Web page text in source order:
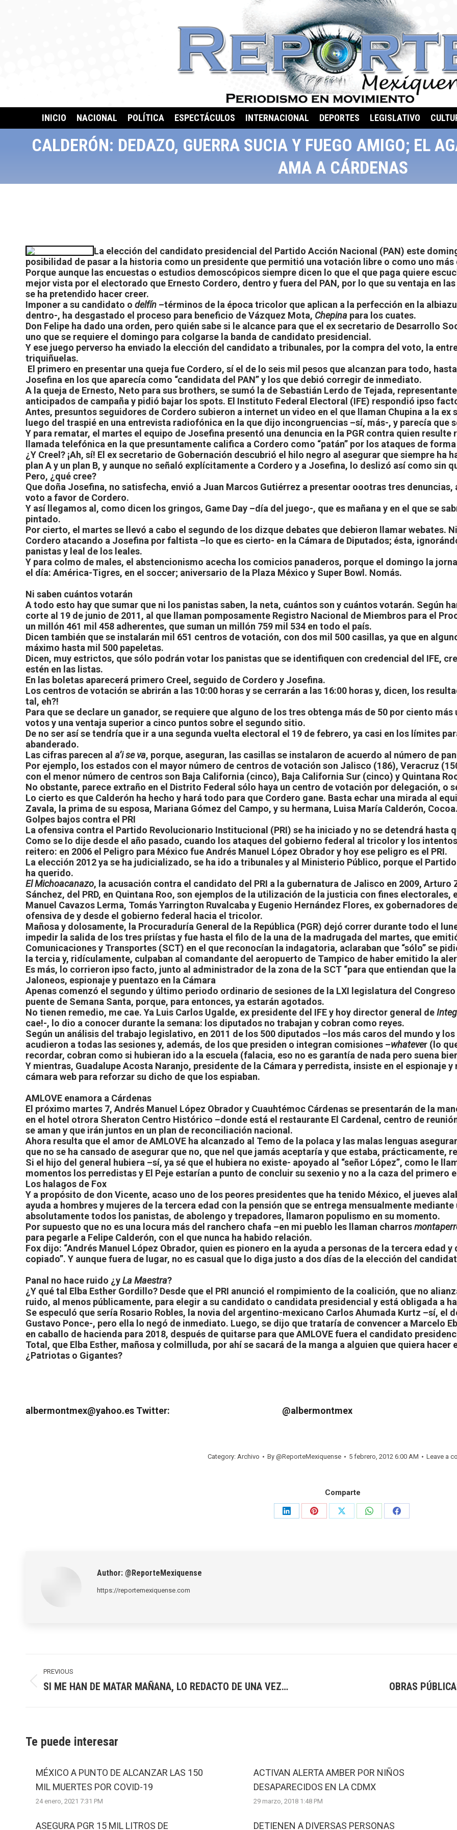
INICIO NACIONAL POLÍTICA ESPECTÁCULOS INTERNACIONAL DEPORTES LEGISLATIVO
CALDERÓN: DEDAZO, GUERRA SUCIA Y FUEGO AMIGO; EL
AMA A CÁRDENAS
La elección del candidato presidencial del Partido Acción Nacional (PAN) este
posibilidad de pasar a la historia como un presidente que permitió una votación libre o como uno más
Porque aunque las encuestas o estudios demoscópicos siempre dicen lo que el que paga quiere
mejor vista por el electorado que Ernesto Cordero, dentro y fuera del PAN, por lo que su ventaja en
se ha pretendido hacer creer.
Imponer a su candidato o delfín –términos de la época tricolor que aplican a la perfección en la
dentro-, ha desgastado el proceso para beneficio de Vázquez Mota, Chepina para los cuates.
Don Felipe ha dado una orden, pero quién sabe si le alcance para que el ex secretario de Desarrollo
uno que se requiere el domingo para colgarse la banda de candidato presidencial.
Y ese juego perverso ha enviado la elección del candidato a tribunales, por la compra del voto, la
triquiñuelas.
El primero en presentar una queja fue Cordero, sí el de lo seis mil pesos que alcanzan para todo,
Josefina en los que aparecía como “candidata del PAN” y los que debió corregir de inmediato.
A la queja de Ernesto, Neto para sus brothers, se sumó la de Sebastián Lerdo de Tejada,
anticipados de campaña y pidió bajar los spots. El Instituto Federal Electoral (IFE) respondió ipso
Antes, presuntos seguidores de Cordero subieron a internet un video en el que llaman Chupina a la
luego del traspié en una entrevista radiofónica en la que dijo incongruencias –sí, más-, y parecía que
Y para rematar, el martes el equipo de Josefina presentó una denuncia en la PGR contra quien
llamada telefónica en la que presuntamente califica a Cordero como “patán” por los ataques de
¿Y Creel? ¡Ah, sí! El ex secretario de Gobernación descubrió el hilo negro al asegurar que siempre ha
plan A y un plan B, y aunque no señaló explícitamente a Cordero y a Josefina, lo deslizó así como sin
Pero, ¿qué cree?
Que doña Josefina, no satisfecha, envió a Juan Marcos Gutiérrez a presentar oootras tres denuncias,
voto a favor de Cordero.
Y así llegamos al, como dicen los gringos, Game Day –día del juego-, que es mañana y en el que se
pintado.
Por cierto, el martes se llevó a cabo el segundo de los dizque debates que debieron llamar webates.
Cordero atacando a Josefina por faltista –lo que es cierto- en la Cámara de Diputados; ésta,
panistas y leal de los leales.
Y para colmo de males, el abstencionismo acecha los comicios panaderos, porque el domingo la
el día: América-Tigres, en el soccer; aniversario de la Plaza México y Super Bowl. Nomás.
Ni saben cuántos votarán
A todo esto hay que sumar que ni los panistas saben, la neta, cuántos son y cuántos votarán. Según
corte al 19 de junio de 2011, al que llaman pomposamente Registro Nacional de Miembros para el
un millón 461 mil 458 adherentes, que suman un millón 759 mil 534 en todo el país.
Dicen también que se instalarán mil 651 centros de votación, con dos mil 500 casillas, ya que en
máximo hasta mil 500 papeletas.
Dicen, muy estrictos, que sólo podrán votar los panistas que se identifiquen con credencial del IFE,
estén en las listas.
En las boletas aparecerá primero Creel, seguido de Cordero y Josefina.
Los centros de votación se abrirán a las 10:00 horas y se cerrarán a las 16:00 horas y, dicen, los
tal, eh?!
Para que se declare un ganador, se requiere que alguno de los tres obtenga más de 50 por ciento
votos y una ventaja superior a cinco puntos sobre el segundo sitio.
De no ser así se tendría que ir a una segunda vuelta electoral el 19 de febrero, ya casi en los límites
abanderado.
Las cifras parecen al a’i se va, porque, aseguran, las casillas se instalaron de acuerdo al número de
Por ejemplo, los estados con el mayor número de centros de votación son Jalisco (186), Veracruz
con el menor número de centros son Baja California (cinco), Baja California Sur (cinco) y Quintana
No obstante, parece extraño en el Distrito Federal sólo haya un centro de votación por delegación, o
Lo cierto es que Calderón ha hecho y hará todo para que Cordero gane. Basta echar una mirada al
Zavala, la prima de su esposa, Mariana Gómez del Campo, y su hermana, Luisa María Calderón, Cocoa.
Golpes bajos contra el PRI
La ofensiva contra el Partido Revolucionario Institucional (PRI) se ha iniciado y no se detendrá hasta
Como se lo dije desde el año pasado, cuando los ataques del gobierno federal al tricolor y los
reitero: en 2006 el Peligro para México fue Andrés Manuel López Obrador y hoy ese peligro es el PRI.
La elección 2012 ya se ha judicializado, se ha ido a tribunales y al Ministerio Público, porque el
ha querido.
El Michoacanazo, la acusación contra el candidato del PRI a la gubernatura de Jalisco en 2009,
Sánchez, del PRD, en Quintana Roo, son ejemplos de la utilización de la justicia con fines electorales,
Manuel Cavazos Lerma, Tomás Yarrington Ruvalcaba y Eugenio Hernández Flores, ex gobernadores
ofensiva de y desde el gobierno federal hacia el tricolor.
Mañosa y dolosamente, la Procuraduría General de la República (PGR) dejó correr durante todo el
impedir la salida de los tres priístas y fue hasta el filo de la una de la madrugada del martes, que
Comunicaciones y Transportes (SCT) en el que reconocían la indagatoria, aclaraban que “sólo” se
la tercia y, ridículamente, culpaban al comandante del aeropuerto de Tampico de haber emitido la
Es más, lo corrieron ipso facto, junto al administrador de la zona de la SCT “para que entiendan que la
Jaloneos, espionaje y puentazo en la Cámara
Apenas comenzó el segundo y último periodo ordinario de sesiones de la LXI legislatura del
puente de Semana Santa, porque, para entonces, ya estarán agotados.
No tienen remedio, me cae. Ya Luis Carlos Ugalde, ex presidente del IFE y hoy director general de
cae!-, lo dio a conocer durante la semana: los diputados no trabajan y cobran como reyes.
Según un análisis del trabajo legislativo, en 2011 de los 500 diputados –los más caros del mundo y los
acudieron a todas las sesiones y, además, de los que presiden o integran comisiones –whatever (lo
recordar, cobran como si hubieran ido a la escuela (falacia, eso no es garantía de nada pero suena
Y mientras, Guadalupe Acosta Naranjo, presidente de la Cámara y perredista, insiste en el espionaje
cámara web para reforzar su dicho de que los espiaban.
AMLOVE enamora a Cárdenas
El próximo martes 7, Andrés Manuel López Obrador y Cuauhtémoc Cárdenas se presentarán de la
en el hotel otrora Sheraton Centro Histórico –donde está el restaurante El Cardenal, centro de
se aman y que irán juntos en un plan de reconciliación nacional.
Ahora resulta que el amor de AMLOVE ha alcanzado al Temo de la polaca y las malas lenguas
que no se ha cansado de asegurar que no, que nel que jamás aceptaría y que estaba, prácticamente,
Si el hijo del general hubiera –sí, ya sé que el hubiera no existe- apoyado al “señor López”, como le
momentos los perredistas y El Peje estarían a punto de concluir su sexenio y no a la caza del primero
Los halagos de Fox
Y a propósito de don Vicente, acaso uno de los peores presidentes que ha tenido México, el jueves
ayuda a hombres y mujeres de la tercera edad con la pensión que se entrega mensualmente
absolutamente todos los panistas, de abolengo y trepadores, llamaron populismo en su momento.
Por supuesto que no es una locura más del ranchero chafa –en mi pueblo les llaman charros
para pegarle a Felipe Calderón, con el que nunca ha habido relación.
Fox dijo: “Andrés Manuel López Obrador, quien es pionero en la ayuda a personas de la tercera edad
copiado”. Y aunque fuera de lugar, no es casual que lo diga justo a dos días de la elección del
Panal no hace ruido ¿yLa Maestra?
¿Y qué tal Elba Esther Gordillo? Desde que el PRI anunció el rompimiento de la coalición, que no
ruido, al menos públicamente, para elegir a su candidato o candidata presidencial y está obligada a
Se especuló que sería Rosario Robles, la novia del argentino-mexicano Carlos Ahumada Kurtz –sí, el
Gustavo Ponce-, pero ella lo negó de inmediato. Luego, se dijo que trataría de convencer a Marcelo
en caballo de hacienda para 2018, después de quitarse para que AMLOVE fuera el candidato
Total, que Elba Esther, mañosa y colmilluda, por ahí se sacará de la manga a alguien que quiera
¿Patriotas o Gigantes?
albermontmex@yahoo.es Twitter: @albermontmex
Category: Archivo By @ReporteMexiquense 5 febrero, 2012 6:00 AM Leave a
Comparte
Share
Share
Share
Share
Share
Author: @ReporteMexiquense
https://reportemexiquense.com
navigation
PREVIOUS
Previous
SI ME HAN DE MATAR MAÑANA, LO REDACTO DE UNA VEZ… OBRAS
Te puede interesar
MÉXICO A PUNTO DE ALCANZAR LAS 150
MIL MUERTES POR COVID-19
24 enero, 2021 7:31 PM
ACTIVAN ALERTA AMBER POR NIÑOS
DESAPARECIDOS EN LA CDMX
29 marzo, 2018 1:48 PM
ASEGURA PGR 15 MIL LITROS DE DETIENEN A DIVERSAS PERSONAS